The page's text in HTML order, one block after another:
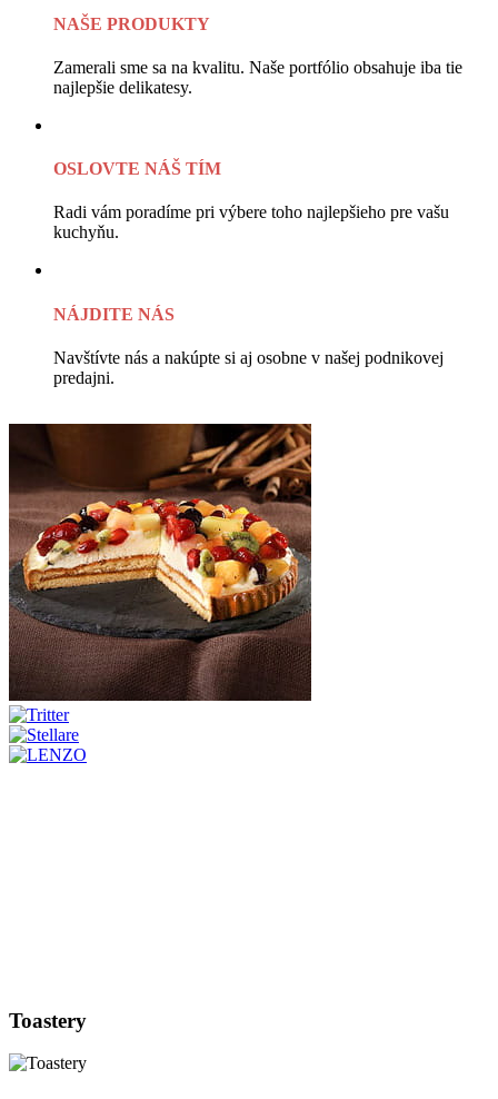
NAŠE PRODUKTY
Zamerali sme sa na kvalitu. Naše portfólio obsahuje iba tie
najlepšie delikatesy.
OSLOVTE NÁŠ TÍM
Radi vám poradíme pri výbere toho najlepšieho pre vašu
kuchyňu.
NÁJDITE NÁS
Navštívte nás a nakúpte si aj osobne v našej podnikovej
predajni.
Toastery